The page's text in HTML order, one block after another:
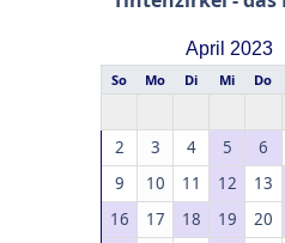
April 2023
So Mo Di Mi Do
2
3 4 5 6
9
10 11 12 13
16
17 18 19 20